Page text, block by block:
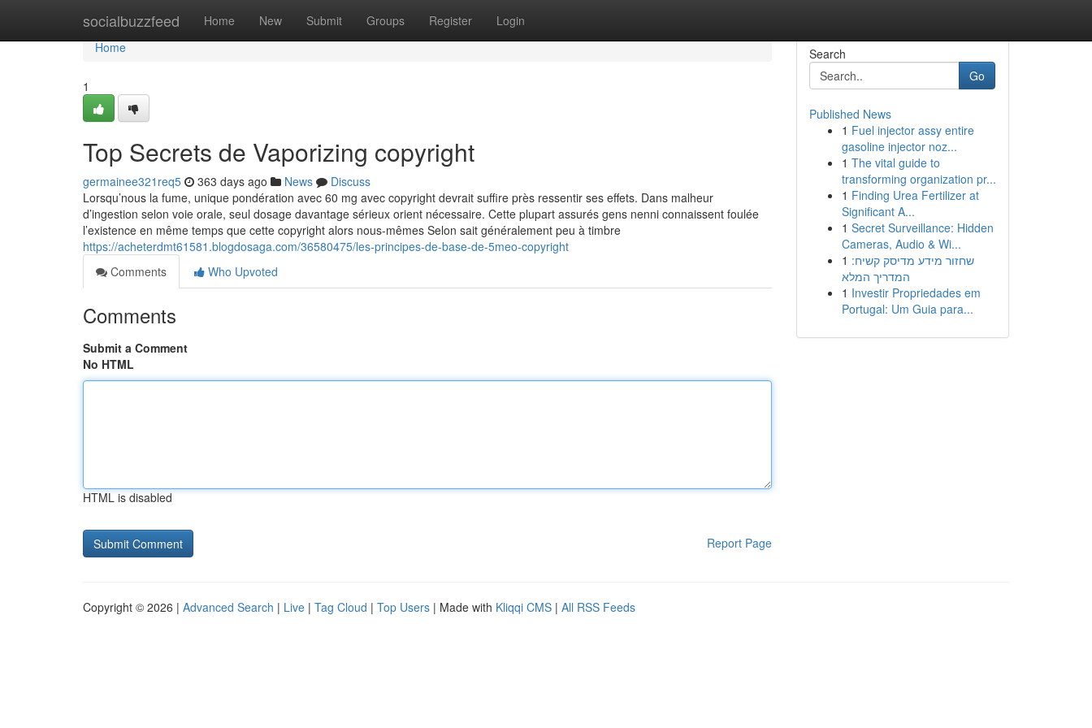
socialbuzzfeed Home New Submit Groups Register Login
Home
Home
1
Top Secrets de Vaporizing copyright
germainee321req5 363 days ago News
Discuss
Lorsqu’nous la fume, unique pondération avec 60 mg avec copyright devrait suffire près ressentir ses effets. Dans malheur
d’ingestion selon voie orale, seul dosage davantage sérieux orient nécessaire. Cette plupart assurés gens nenni connaissent foulée
l’existence en même temps que cette copyright alors nous-mêmes Selon sait généralement peu à timbre
https://acheterdmt61581.blogdosaga.com/36580475/les-principes-de-base-de-5meo-copyright
Comments
Who Upvoted
Comments
Submit a Comment
No HTML
HTML is disabled
Report Page
Search
Go
Published News
1 Fuel injector assy entire
gasoline injector noz...
1 The vital guide to
transforming organization pr...
1 Finding Urea Fertilizer at
Significant A...
1 Secret Surveillance: Hidden
Cameras, Audio & Wi...
1 שחזור מידע מדיסק קשיח:
המדריך המלא
1 Investir Propriedades em
Portugal: Um Guia para...
Copyright © 2026 | Advanced Search | Live | Tag Cloud | Top Users | Made with Kliqqi CMS | All RSS Feeds